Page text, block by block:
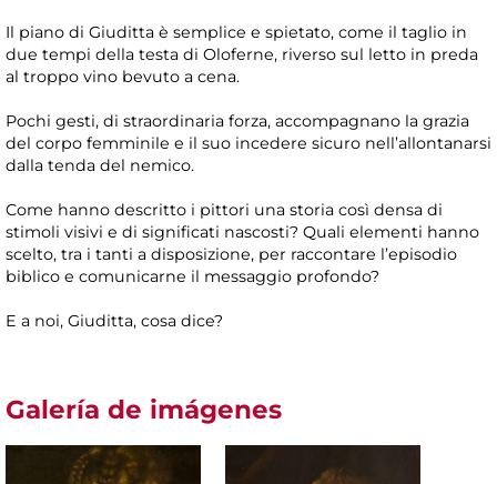
Il piano di Giuditta è semplice e spietato, come il taglio in
due tempi della testa di Oloferne, riverso sul letto in preda
al troppo vino bevuto a cena.
Pochi gesti, di straordinaria forza, accompagnano la grazia
del corpo femminile e il suo incedere sicuro nell’allontanarsi
dalla tenda del nemico.
Come hanno descritto i pittori una storia così densa di
stimoli visivi e di significati nascosti? Quali elementi hanno
scelto, tra i tanti a disposizione, per raccontare l’episodio
biblico e comunicarne il messaggio profondo?
E a noi, Giuditta, cosa dice?
Galería de imágenes